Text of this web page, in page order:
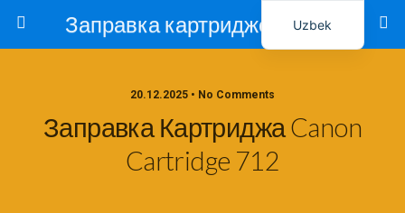
Заправка картриджей в Ташкенте – Тонер-Ресурс
20.12.2025 • No Comments
Заправка Картриджа Canon
Cartridge 712
Uzbek
Russian